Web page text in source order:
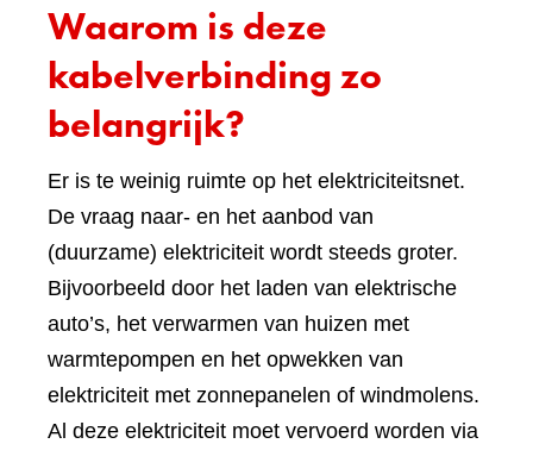
Waarom is deze
kabelverbinding zo
belangrijk?
Er is te weinig ruimte op het elektriciteitsnet.
De vraag naar- en het aanbod van
(duurzame) elektriciteit wordt steeds groter.
Bijvoorbeeld door het laden van elektrische
auto’s, het verwarmen van huizen met
warmtepompen en het opwekken van
elektriciteit met zonnepanelen of windmolens.
Al deze elektriciteit moet vervoerd worden via